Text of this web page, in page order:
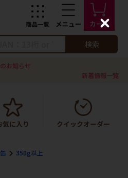
検索
お知らせ
新着情報一覧
350g以上
C
l
s